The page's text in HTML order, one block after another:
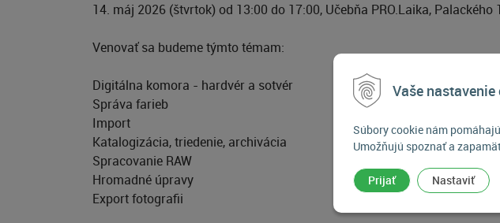
Vaše nastavenie
Súbory cookie nám
Umožňujú spoznať a
Prijať Nastaviť
14. máj 2026 (štvrtok) od 13:00 do 17:00, Učebňa PRO.Laika, Palackého
Venovať sa budeme týmto témam:
Digitálna komora - hardvér a sotvér
Správa farieb
Import
Katalogizácia, triedenie, archivácia
Spracovanie RAW
Hromadné úpravy
Export fotografii